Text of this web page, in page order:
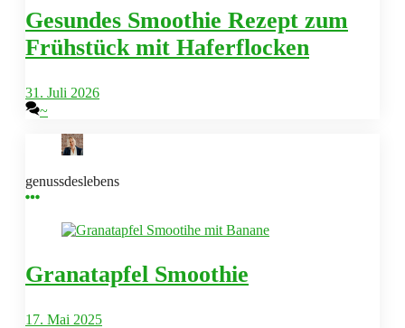
Gesundes Smoothie Rezept zum
Frühstück mit Haferflocken
31. Juli 2026
~
genussdeslebens
Granatapfel Smoothie
17. Mai 2025